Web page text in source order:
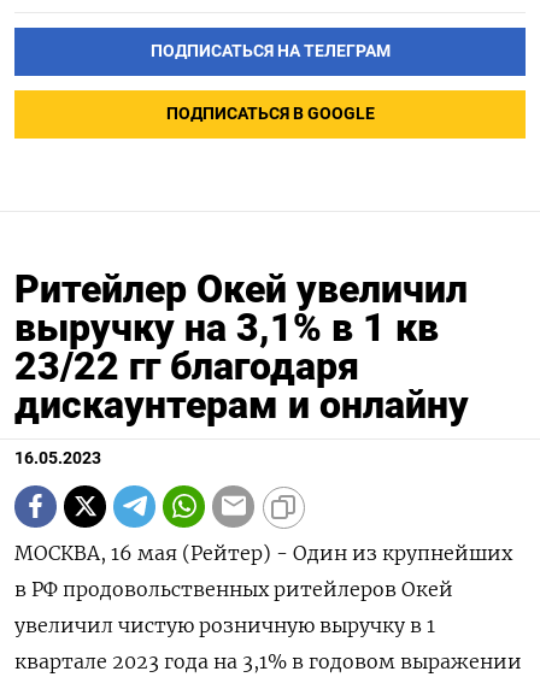
ПОДПИСАТЬСЯ НА ТЕЛЕГРАМ
ПОДПИСАТЬСЯ В GOOGLE
Ритейлер Окей увеличил
выручку на 3,1% в 1 кв
23/22 гг благодаря
дискаунтерам и онлайну
16.05.2023
МОСКВА, 16 мая (Рейтер) - Один из крупнейших
в РФ продовольственных ритейлеров Окей
увеличил чистую розничную выручку в 1
квартале 2023 года на 3,1% в годовом выражении